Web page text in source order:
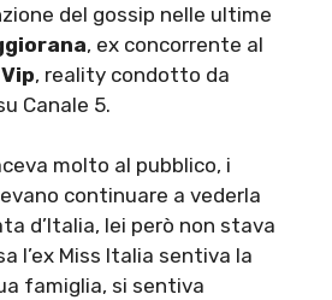
del gossip nelle ultime
, ex concorrente al
, reality condotto da
Canale 5.
molto al pubblico, i
continuare a vederla
d’Italia, lei però non stava
l’ex Miss Italia sentiva la
famiglia, si sentiva